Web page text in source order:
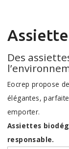
Des
Eocrep propose
élégantes,
emporter.
Assiettes
responsable.